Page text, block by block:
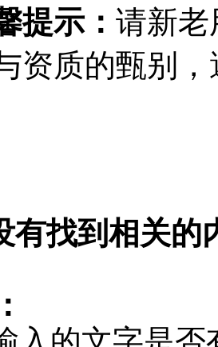
提示： 请新老
资质的甄别
有找到相关的